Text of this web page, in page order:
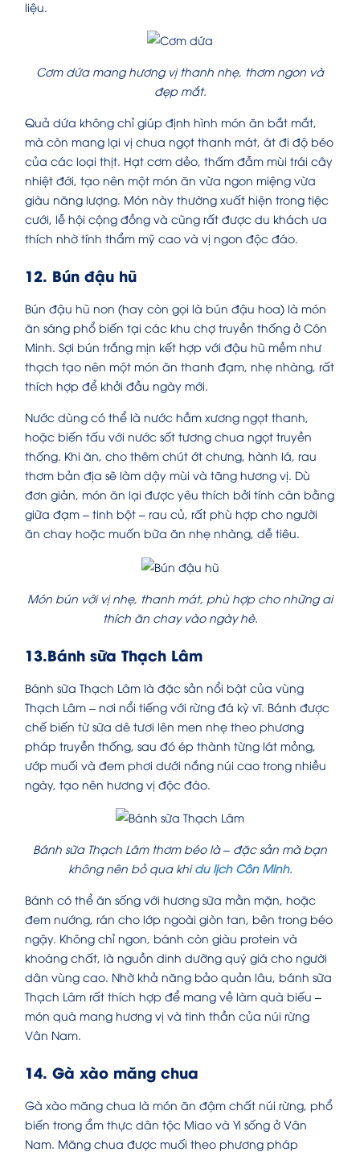
liệu.
Cơm dứa mang hương vị thanh nhẹ, thơm ngon và
đẹp mắt.
Quả dứa không chỉ giúp định hình món ăn bắt mắt,
mà còn mang lại vị chua ngọt thanh mát, át đi độ béo
của các loại thịt. Hạt cơm dẻo, thấm đẫm mùi trái cây
nhiệt đới, tạo nên một món ăn vừa ngon miệng vừa
giàu năng lượng. Món này thường xuất hiện trong tiệc
cưới, lễ hội cộng đồng và cũng rất được du khách ưa
thích nhờ tính thẩm mỹ cao và vị ngon độc đáo.
12. Bún đậu hũ
Bún đậu hũ non (hay còn gọi là bún đậu hoa) là món
ăn sáng phổ biến tại các khu chợ truyền thống ở Côn
Minh. Sợi bún trắng mịn kết hợp với đậu hũ mềm như
thạch tạo nên một món ăn thanh đạm, nhẹ nhàng, rất
thích hợp để khởi đầu ngày mới.
Nước dùng có thể là nước hầm xương ngọt thanh,
hoặc biến tấu với nước sốt tương chua ngọt truyền
thống. Khi ăn, cho thêm chút ớt chưng, hành lá, rau
thơm bản địa sẽ làm dậy mùi và tăng hương vị. Dù
đơn giản, món ăn lại được yêu thích bởi tính cân bằng
giữa đạm – tinh bột – rau củ, rất phù hợp cho người
ăn chay hoặc muốn bữa ăn nhẹ nhàng, dễ tiêu.
Món bún với vị nhẹ, thanh mát, phù hợp cho những ai
thích ăn chay vào ngày hè.
13.Bánh sữa Thạch Lâm
Bánh sữa Thạch Lâm là đặc sản nổi bật của vùng
Thạch Lâm – nơi nổi tiếng với rừng đá kỳ vĩ. Bánh được
chế biến từ sữa dê tươi lên men nhẹ theo phương
pháp truyền thống, sau đó ép thành từng lát mỏng,
ướp muối và đem phơi dưới nắng núi cao trong nhiều
ngày, tạo nên hương vị độc đáo.
Bánh sữa Thạch Lâm thơm béo là – đặc sản mà bạn
không nên bỏ qua khidu lịch Côn Minh.
Bánh có thể ăn sống với hương sữa mằn mặn, hoặc
đem nướng, rán cho lớp ngoài giòn tan, bên trong béo
ngậy. Không chỉ ngon, bánh còn giàu protein và
khoáng chất, là nguồn dinh dưỡng quý giá cho người
dân vùng cao. Nhờ khả năng bảo quản lâu, bánh sữa
Thạch Lâm rất thích hợp để mang về làm quà biếu –
món quà mang hương vị và tinh thần của núi rừng
Vân Nam.
14. Gà xào măng chua
Gà xào măng chua là món ăn đậm chất núi rừng, phổ
biến trong ẩm thực dân tộc Miao và Yi sống ở Vân
Nam. Măng chua được muối theo phương pháp